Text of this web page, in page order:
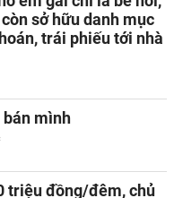
sở hữu danh mục
trái phiếu tới nhà
bán mình
triệu đồng/đêm, chủ